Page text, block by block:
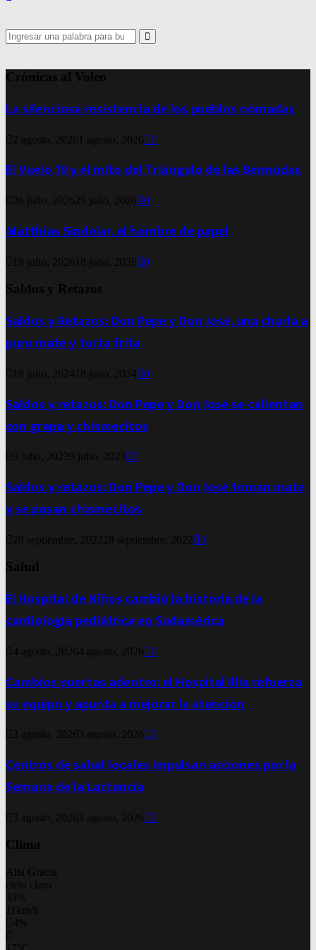
Search
for:
Search
Crónicas al Voleo
La silenciosa resistencia de los pueblos nómadas
2 agosto, 2026 1 agosto, 2026 0
El Vuelo 19 y el mito del Triángulo de las Bermudas
26 julio, 2026 25 julio, 2026 0
Matthias Sindelar, el hombre de papel
19 julio, 2026 18 julio, 2026 0
Saldos y Retazos
Saldos y Retazos: Don Pepe y Don José, una charla a
puro mate y torta frita
18 julio, 2024 18 julio, 2024 0
Saldos y retazos: Don Pepe y Don José se calientan
con grapa y chismecitos
9 julio, 20239 julio, 2023 0
Saldos y retazos: Don Pepe y Don José toman mate
y se pasan chismecitos
28 septiembre, 2022 28 septiembre, 2022 0
Salud
El Hospital de Niños cambió la historia de la
cardiología pediátrica en Sudamérica
4 agosto, 20264 agosto, 2026 0
Cambios puertas adentro: el Hospital Illia refuerza
su equipo y apunta a mejorar la atención
3 agosto, 2026 3 agosto, 2026 0
Centros de salud locales impulsan acciones por la
Semana de la Lactancia
3 agosto, 2026 3 agosto, 2026 0
Clima
Alta Gracia
cielo claro
33%
11km/h
4%